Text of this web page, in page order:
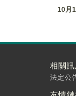
10月
相關訊
法定公